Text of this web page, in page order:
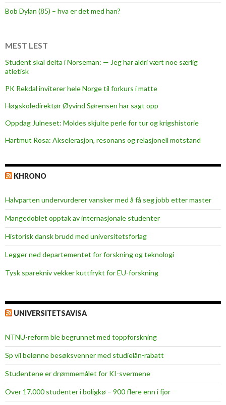
o
h
a
e
i
c
m
n
Bob Dylan (85) – hva er det med han?
MEST LEST
Student skal delta i Norseman: — Jeg har aldri vært noe særlig
atletisk
PK Rekdal inviterer hele Norge til forkurs i matte
Høgskoledirektør Øyvind Sørensen har sagt opp
Oppdag Julneset: Moldes skjulte perle for tur og krigshistorie
Hartmut Rosa: Akselerasjon, resonans og relasjonell motstand
KHRONO
Halvparten undervurderer vansker med å få seg jobb etter master
Mangedoblet opptak av internasjonale studenter
Historisk dansk brudd med universitetsforlag
Legger ned departementet for forskning og teknologi
Tysk sparekniv vekker kuttfrykt for EU-forskning
UNIVERSITETSAVISA
NTNU-reform ble begrunnet med toppforskning
Sp vil belønne besøksvenner med studielån-rabatt
Studentene er drømmemålet for KI-svermene
Over 17.000 studenter i boligkø – 900 flere enn i fjor